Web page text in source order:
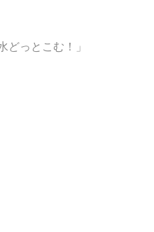
どっとこむ！」